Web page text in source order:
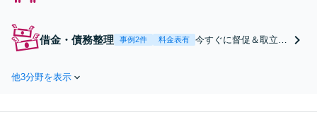
状況に応じて探偵事務所との連携を行い、
ご要望の実現を目指します【休日の相談可
借金・債務整理 事例2件 料金表有
今すぐに督促＆取立を
「法人の破産も対応し
他3分野を表示